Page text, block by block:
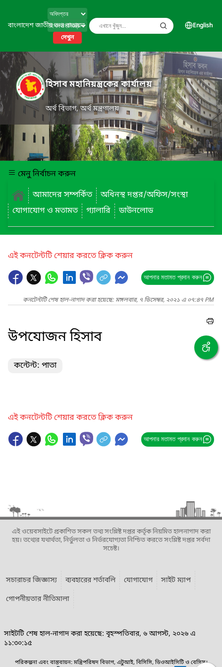
বাংলাদেশ জাতীয় তথ্য বাতায়ন
দেখুন
English
হিসাব মহানিয়ন্ত্রকের কার্যালয়
অর্থ বিভাগ, অর্থ মন্ত্রণালয়
মেনু নির্বাচন করুন
আমাদের সম্পর্কিত
অধিনস্থ দপ্তর/অফিস/সংস্থা
যোগাযোগ ও মতামত
গ্যালারি ডাউনলোড
এই কনটেন্টটি শেয়ার করতে ক্লিক করুন
আপনার মতামত প্রদান করুন
কনটেন্টটি শেষ হাল-নাগাদ করা হয়েছে: মঙ্গলবার, ৭ ডিসেম্বর, ২০২১ এ ০৭:৪৭ PM
উপযোজন হিসাব
কন্টেন্ট: পাতা
এই কনটেন্টটি শেয়ার করতে ক্লিক করুন
আপনার মতামত প্রদান করুন
এই ওয়েবসাইটে প্রকাশিত সকল তথ্য সংশ্লিষ্ট দপ্তর কর্তৃক নিয়মিত হালনাগাদ করা
হয়। তথ্যের যথার্থতা, নির্ভুলতা ও নির্ভরযোগ্যতা নিশ্চিত করতে সংশ্লিষ্ট দপ্তর সর্বদা
সচেষ্ট।
সচারাচর জিজ্ঞাস্য ব্যবহারের শর্তাবলি যোগাযোগ
সাইট ম্যাপ
গোপনীয়তার নীতিমালা
সাইটটি শেষ হাল-নাগাদ করা হয়েছে: বৃহস্পতিবার, ৬ আগস্ট, ২০২৬ এ
১১:৩০:১৫
পরিকল্পনা এবং বাস্তবায়ন: মন্ত্রিপরিষদ বিভাগ, এটুআই, বিসিসি, ডিওআইসিটি ও বেসিস।